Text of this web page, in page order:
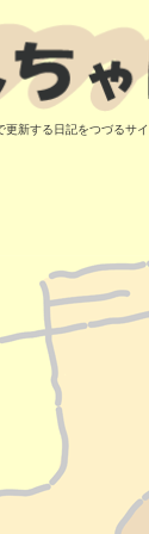
新する日記をつづるサ